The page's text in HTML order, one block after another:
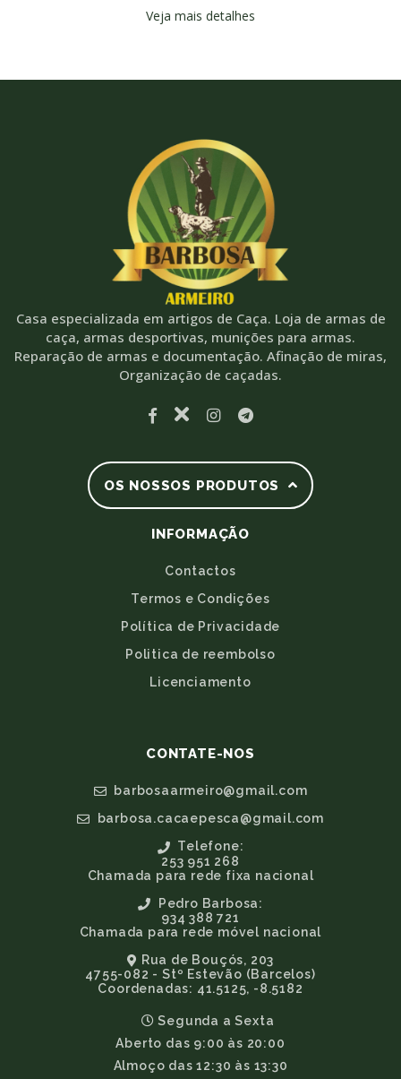
Veja mais detalhes
Casa especializada em artigos de Caça. Loja de armas de
caça, armas desportivas, munições para armas.
Reparação de armas e documentação. Afinação de miras,
Organização de caçadas.
OS NOSSOS PRODUTOS
INFORMAÇÃO
Contactos
Termos e Condições
Política de Privacidade
Politica de reembolso
Licenciamento
CONTATE-NOS
barbosaarmeiro@gmail.com
barbosa.cacaepesca@gmail.com
Telefone:
253 951 268
Chamada para rede fixa nacional
Pedro Barbosa:
934 388 721
Chamada para rede móvel nacional
Rua de Bouçós, 203
4755-082 - Stº Estevão (Barcelos)
Coordenadas: 41.5125, -8.5182
Segunda a Sexta
Aberto das 9:00 às 20:00
Almoço das 12:30 às 13:30